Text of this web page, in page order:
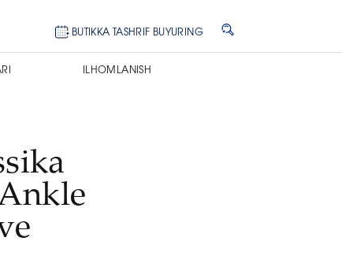
BUTIKKA TASHRIF BUYURING
ILHOMLANISH